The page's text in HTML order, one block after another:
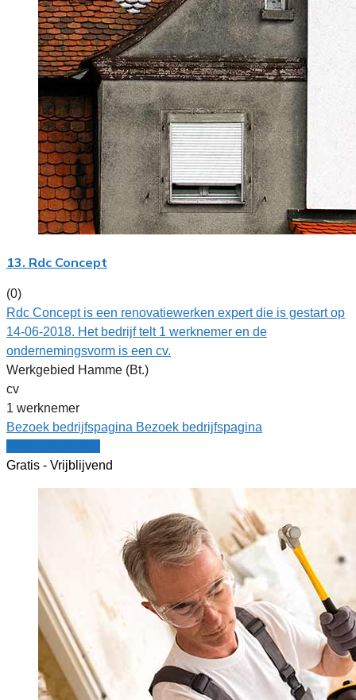
13. Rdc Concept
(0)
Rdc Concept is een renovatiewerken expert die is gestart op
14-06-2018. Het bedrijf telt 1 werknemer en de
ondernemingsvorm is een cv.
Werkgebied Hamme (Bt.)
cv
1 werknemer
Bezoek bedrijfspagina Bezoek bedrijfspagina
Gratis - Vrijblijvend